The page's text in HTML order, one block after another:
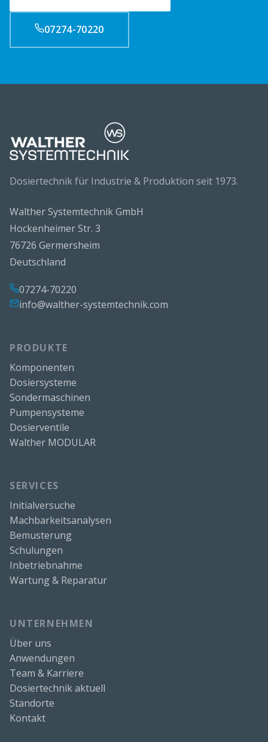
07274-70220
Dosiertechnik für Industrie & Produktion seit 1973.
Walther Systemtechnik GmbH
Hockenheimer Str. 3
76726 Germersheim
Deutschland
07274-70220
info@walther-systemtechnik.com
PRODUKTE
Komponenten
Dosiersysteme
Sondermaschinen
Pumpensysteme
Dosierventile
Walther MODULAR
SERVICES
Initialversuche
Machbarkeitsanalysen
Bemusterung
Schulungen
Inbetriebnahme
Wartung & Reparatur
UNTERNEHMEN
Über uns
Anwendungen
Team & Karriere
Dosiertechnik aktuell
Standorte
Kontakt